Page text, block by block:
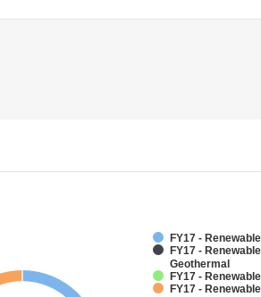
FY17 -
FY17 -
Geothermal
FY17 -
FY17 -